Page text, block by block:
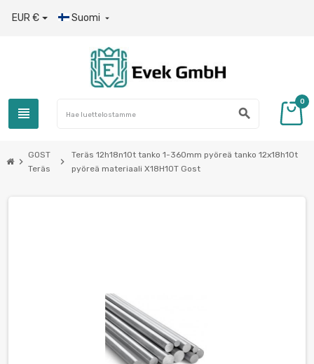
EUR € Suomi 
view_headline search
0
chevron_right
GOST
Teräs
chevron_right
Teräs 12h18n10t tanko 1-360mm pyöreä tanko 12x18h10t
pyöreä materiaali Х18Н10Т Gost